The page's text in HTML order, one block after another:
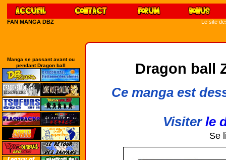
FAN MANGA DBZ Le site
Manga se passant avant ou
pendant Dragon ball
Dragon ball
Ce manga est
Visiterle
Se